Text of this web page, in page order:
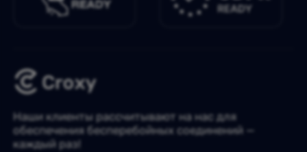
Наши клиенты рассчитывают на нас для
обеспечения бесперебойных соединений —
каждый раз!